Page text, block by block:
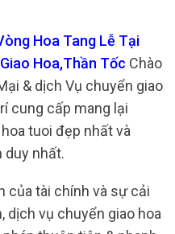
Hoa Tang Lễ Tại
Hoa,Thần Tốc Chào
& dịch Vụ chuyển giao
cung cấp mang lại
tuoi đẹp nhất và
duy nhất.
của tài chính và sự cải
dịch vụ chuyển giao hoa